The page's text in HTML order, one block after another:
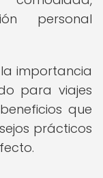
personal
importancia
para viajes
que
prácticos